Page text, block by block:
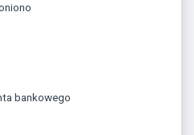
bankowego